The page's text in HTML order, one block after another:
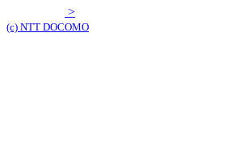
>
(c) NTT DOCOMO